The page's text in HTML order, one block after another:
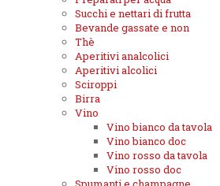
Succhi e nettari di frutta
Bevande gassate e non
Thè
Aperitivi analcolici
Aperitivi alcolici
Sciroppi
Birra
Vino
Vino bianco da tavola
Vino bianco doc
Vino rosso da tavola
Vino rosso doc